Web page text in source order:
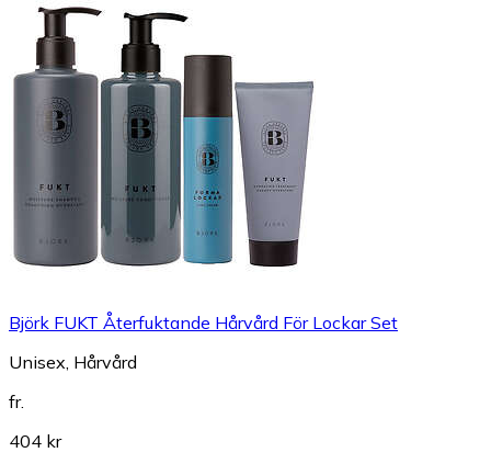
Björk FUKT Återfuktande Hårvård För Lockar Set
Unisex, Hårvård
fr.
404 kr